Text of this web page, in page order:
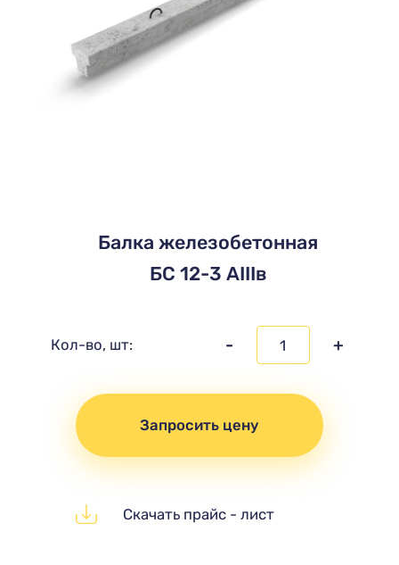
Балка железобетонная
БС 12-3 АIIIв
Кол-во, шт: - +
Запросить цену
Скачать прайс - лист